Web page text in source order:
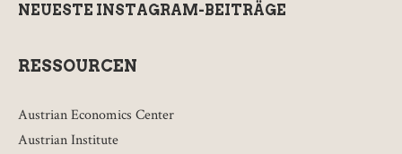
NEUESTE INSTAGRAM-BEITRÄGE
RESSOURCEN
Austrian Economics Center
Austrian Institute